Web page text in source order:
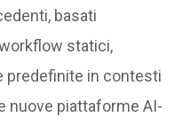
basati
statici,
predefinite in contesti
nuove piattaforme AI-